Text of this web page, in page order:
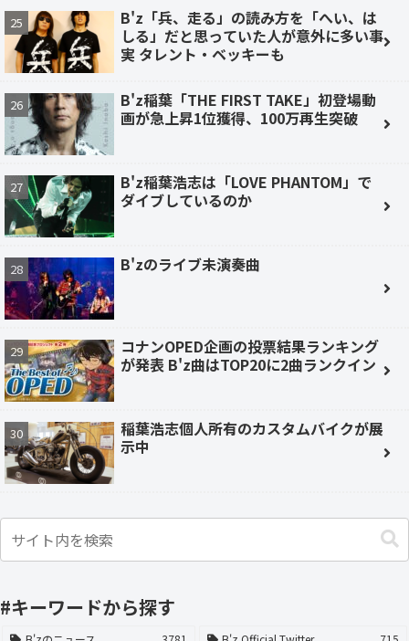
B'z「兵、走る」の読み方を「へい、は
しる」だと思っていた人が意外に多い事
実 タレント・ベッキーも
B'z稲葉「THE FIRST TAKE」初登場動
画が急上昇1位獲得、100万再生突破
B'z稲葉浩志は「LOVE PHANTOM」で
ダイブしているのか
B'zのライブ未演奏曲
コナンOPED企画の投票結果ランキング
が発表 B'z曲はTOP20に2曲ランクイン
稲葉浩志個人所有のカスタムバイクが展
示中
#キーワードから探す